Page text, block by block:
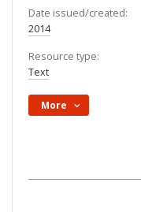
Date issued/created:
2014
Resource type:
Text
More